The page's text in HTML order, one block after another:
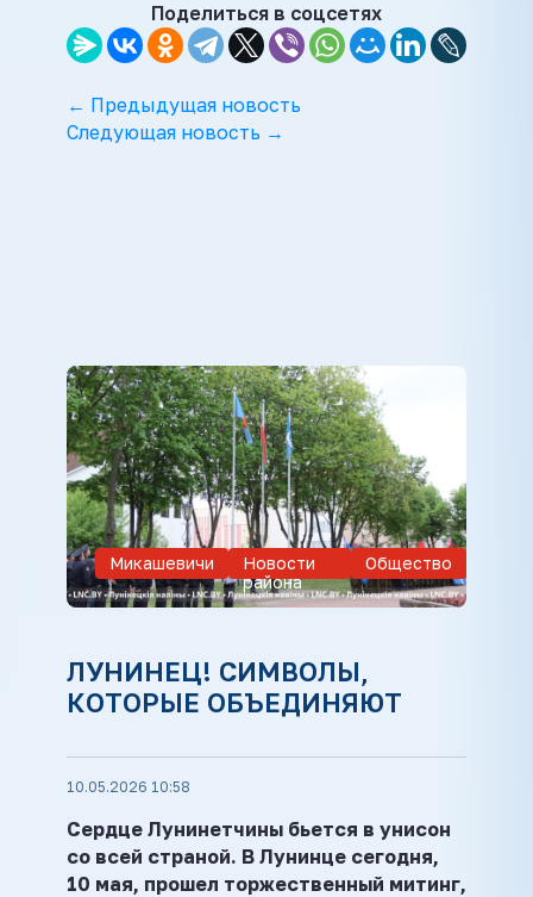
Поделиться в соцсетях
← Предыдущая новость
Следующая новость →
Микашевичи
Новости
района
Общество
ЛУНИНЕЦ! СИМВОЛЫ,
КОТОРЫЕ ОБЪЕДИНЯЮТ
10.05.2026 10:58
Сердце Лунинетчины бьется в унисон
со всей страной. В Лунинце сегодня,
10 мая, прошел торжественный митинг,